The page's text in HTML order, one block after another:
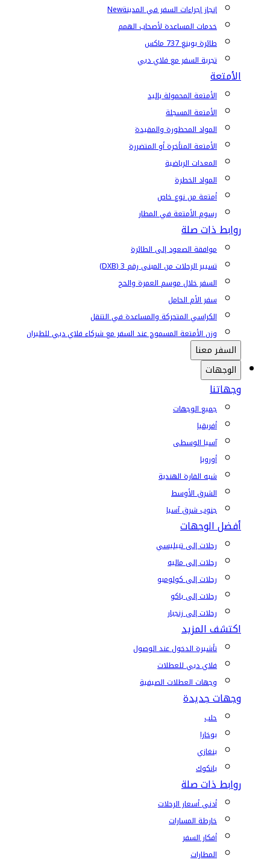
إنجاز إجراءات السفر في المدينةNew
خدمات المساعدة لأصحاب الهمم
طائرة بوينغ 737 ماكس
تجربة السفر مع فلاي دبي
الأمتعة
الأمتعة المحمولة باليد
الأمتعة المسجلة
المواد المحظورة والمقيدة
الأمتعة المتأخرة أو المتضررة
المعدات الرياضية
المواد الخطرة
أمتعة من نوع خاص
رسوم الأمتعة في المطار
روابط ذات صلة
موافقة الصعود إلى الطائرة
تسيير الرحلات من المبنى رقم 3 (DXB)
السفر خلال موسم العمرة والحج
سفر الأم الحامل
الكراسي المتحركة والمساعدة في التنقل
وزن الأمتعة المسموح عند السفر مع شركاء فلاي دبي للطيران
السفر معنا
الوجهات
وجهاتنا
جميع الوجهات
أفريقيا
آسيا الوسطى
أوروبا
شبه القارة الهندية
الشرق الأوسط
جنوب شرق آسيا
أفضل الوجهات
رحلات إلى تبيليسي
رحلات إلى ماليه
رحلات إلى كولومبو
رحلات إلى باكو
رحلات إلى زنجبار
اكتشف المزيد
تأشيرة الدخول عند الوصول
فلاي دبي للعطلات
وجهات العطلات الصيفية
وجهات جديدة
حلب
بوخارا
بنغازي
بانكوك
روابط ذات صلة
أدنى أسعار الرحلات
خارطة المسارات
أفكار السفر
المطارات